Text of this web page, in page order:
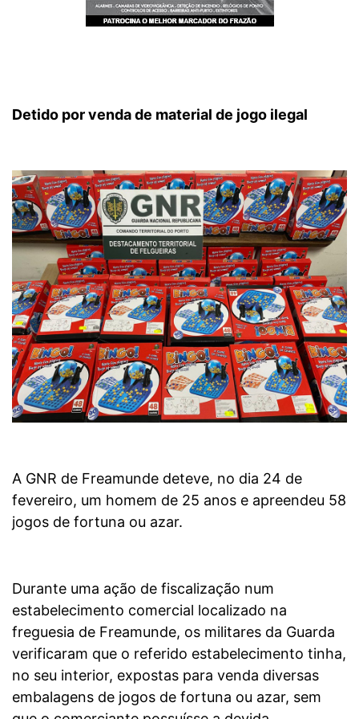
Detido por venda de material de jogo ilegal
A GNR de Freamunde deteve, no dia 24 de
fevereiro, um homem de 25 anos e apreendeu 58
jogos de fortuna ou azar.
Durante uma ação de fiscalização num
estabelecimento comercial localizado na
freguesia de Freamunde, os militares da Guarda
verificaram que o referido estabelecimento tinha,
no seu interior, expostas para venda diversas
embalagens de jogos de fortuna ou azar, sem